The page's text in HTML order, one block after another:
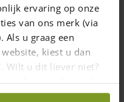
ervaring op onze
van ons merk (via
Als u graag een
kiest u dan
Wilt u dit liever niet?
geef aan welke cookies